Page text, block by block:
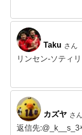
Taku さん
リンセン-ソティ
カズヤ さん
返信先:@_k__s_3